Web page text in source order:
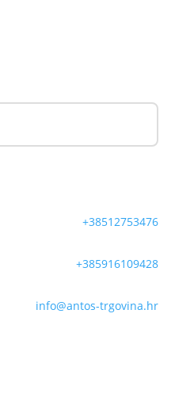
+38512753476
+385916109428
info@antos-trgovina.hr